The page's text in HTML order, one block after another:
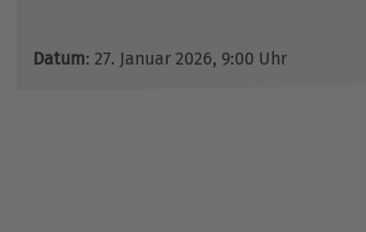
Datum: 27. Januar 2026, 9:00 Uhr